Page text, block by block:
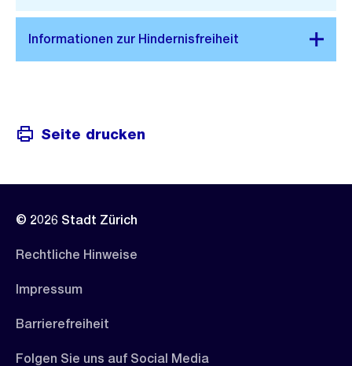
Seite drucken
© 2026 Stadt Zürich
Rechtliche Hinweise
Impressum
Barrierefreiheit
Folgen Sie uns auf Social Media